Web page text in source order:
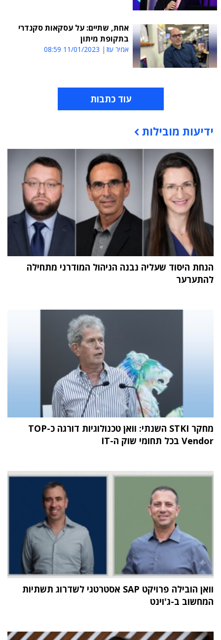
אחת, שתיים: על עסקאות סקנדרי
בתקופת מיתון
אמיר עוז 11/01/2023 08:59
עוד כתבות
תוכן פרסומי
ידיעות מובילות
הנחת היסוד שעליה נבנה הניהול המודרני מתחילה
להתערער
מחקר STKI השנתי: וואן טכנולוגיות דורגה כ-TOP
Vendor בכל תחומי שוק ה-IT
וואן הובילה פרויקט SAP אסטרטגי לשדרוג תשתיות
המחשוב ב-ג'וינט